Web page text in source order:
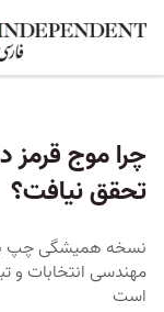
تحقق نیافت؟
نسخه همیشگی چپ
مهندسی انتخابات و
است